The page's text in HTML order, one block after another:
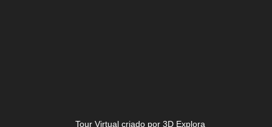
Tour Virtual criado por 3D Explora